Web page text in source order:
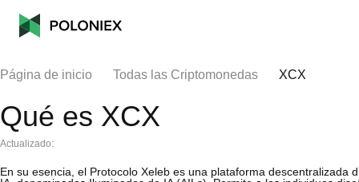
Página de inicio Todas las Criptomonedas XCX
Qué es XCX
Actualizado:
En su esencia, el Protocolo Xeleb es una plataforma